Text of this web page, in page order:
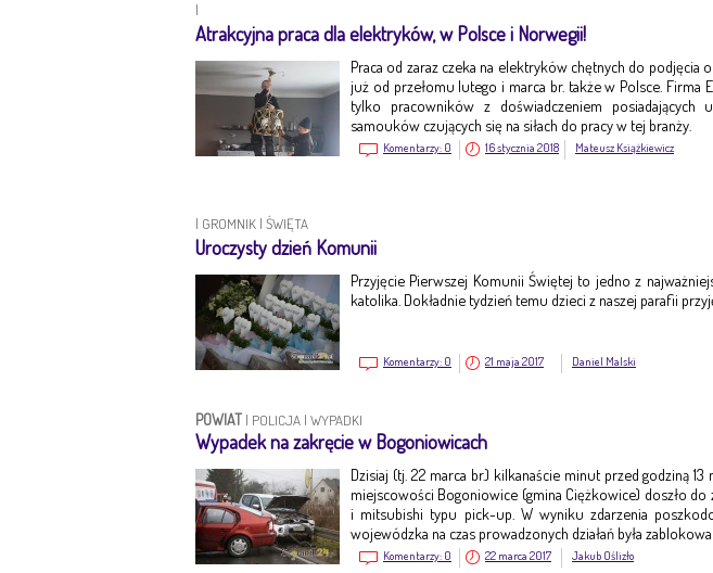
|
Atrakcyjna praca dla elektryków, w Polsce i Norwegii!
Praca od zaraz czeka na elektryków chętnych do podjęcia
już od przełomu lutego i marca br. także w Polsce. Firma
tylko pracowników z doświadczeniem posiadających
samouków czujących się na siłach do pracy w tej branży.
Komentarzy: 0 16 stycznia 2018 Mateusz Książkiewicz
| GROMNIK | ŚWIĘTA
Uroczysty dzień Komunii
Przyjęcie Pierwszej Komunii Świętej to jedno z
katolika. Dokładnie tydzień temu dzieci z naszej parafii
Komentarzy: 0 21 maja 2017 Daniel Malski
POWIAT | POLICJA | WYPADKI
Wypadek na zakręcie w Bogoniowicach
Dzisiaj (tj. 22 marca br.) kilkanaście minut przed godziną
miejscowości Bogoniowice (gmina Ciężkowice) doszło
i mitsubishi typu pick-up. W wyniku zdarzenia
wojewódzka na czas prowadzonych działań była
Komentarzy: 0 22 marca 2017 Jakub Oślizło